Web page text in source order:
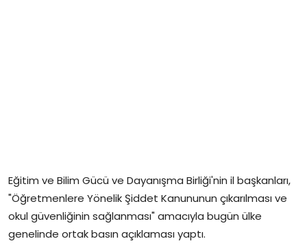
Eğitim ve Bilim Gücü ve Dayanışma Birliği'nin il başkanları,
"Öğretmenlere Yönelik Şiddet Kanununun çıkarılması ve
okul güvenliğinin sağlanması" amacıyla bugün ülke
genelinde ortak basın açıklaması yaptı.